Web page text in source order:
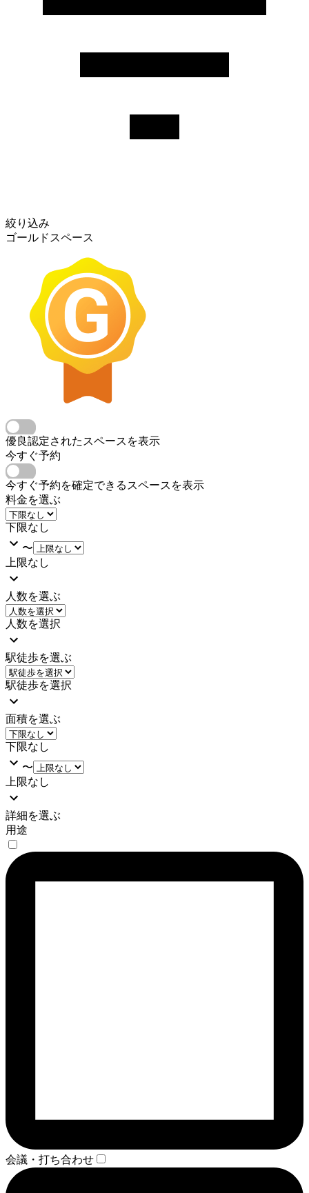
絞り込み
ゴールドスペース
優良認定されたスペースを表示
今すぐ予約
今すぐ予約を確定できるスペースを表示
料金を選ぶ
下限なし
〜
上限なし
人数を選ぶ
人数を選択
駅徒歩を選ぶ
駅徒歩を選択
面積を選ぶ
下限なし
〜
上限なし
詳細を選ぶ
用途
会議・打ち合わせ